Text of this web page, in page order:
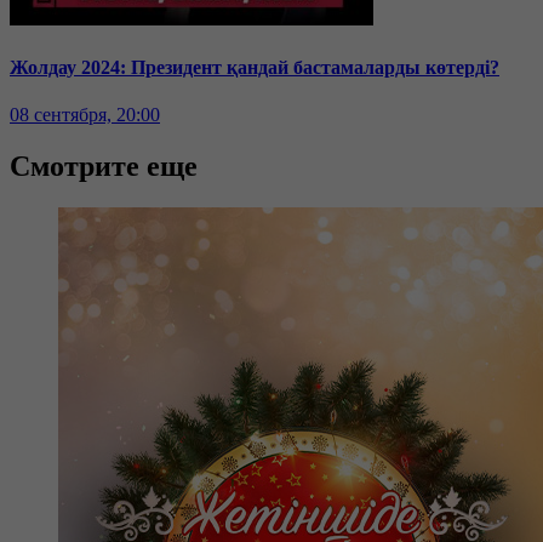
Жолдау 2024: Президент қандай бастамаларды көтерді?
08 сентября, 20:00
Смотрите еще